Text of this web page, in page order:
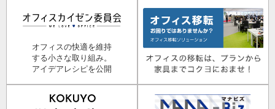
オフィスの快適を維持
する小さな取り組み。
アイデアレシピを公開